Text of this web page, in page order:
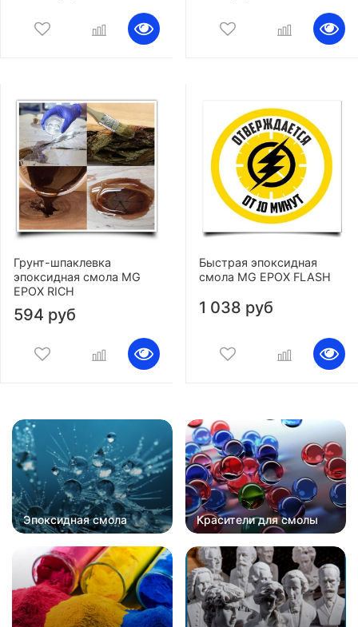
Грунт-шпаклевка
эпоксидная смола MG
EPOX RICH
594 руб
Быстрая эпоксидная
смола MG EPOX FLASH
1 038 руб
Эпоксидная смола Красители для смолы